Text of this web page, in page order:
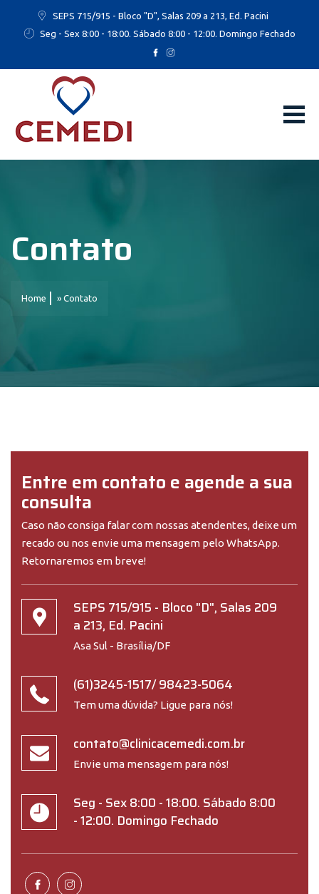
SEPS 715/915 - Bloco "D", Salas 209 a 213, Ed. Pacini
Seg - Sex 8:00 - 18:00. Sábado 8:00 - 12:00. Domingo Fechado
Contato
Home » Contato
Entre em contato e agende a sua
consulta
Caso não consiga falar com nossas atendentes, deixe um
recado ou nos envie uma mensagem pelo WhatsApp.
Retornaremos em breve!
SEPS 715/915 - Bloco "D", Salas 209
a 213, Ed. Pacini
Asa Sul - Brasília/DF
(61)3245-1517/98423-5064
Tem uma dúvida? Ligue para nós!
contato@clinicacemedi.com.br
Envie uma mensagem para nós!
Seg - Sex 8:00 - 18:00. Sábado 8:00
- 12:00. Domingo Fechado